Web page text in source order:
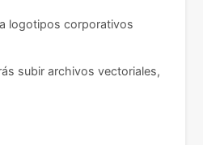
logotipos corporativos
subir archivos vectoriales,